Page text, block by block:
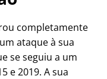
completamente
ataque à sua
se seguiu a um
e 2019. A sua